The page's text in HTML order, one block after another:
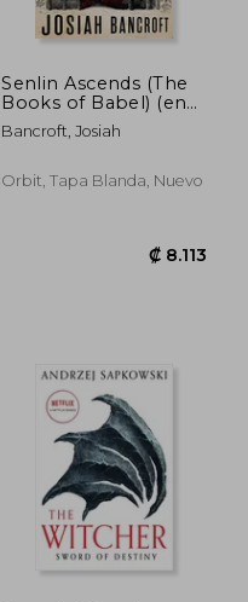
₡
Senlin Ascends (The
Books of Babel) (en
Inglés)
Bancroft, Josiah
Orbit, Tapa Blanda, Nuevo